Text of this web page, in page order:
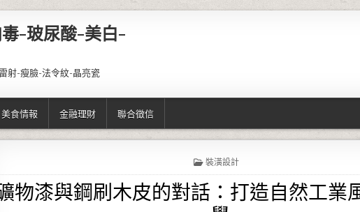
-玻尿酸-美白-
射-瘦臉-法令紋-晶亮瓷
美食情報 金融理財 聯合徵信
POSTED IN
裝潢設計
物漆與鋼刷木皮的對話：打造自然工業